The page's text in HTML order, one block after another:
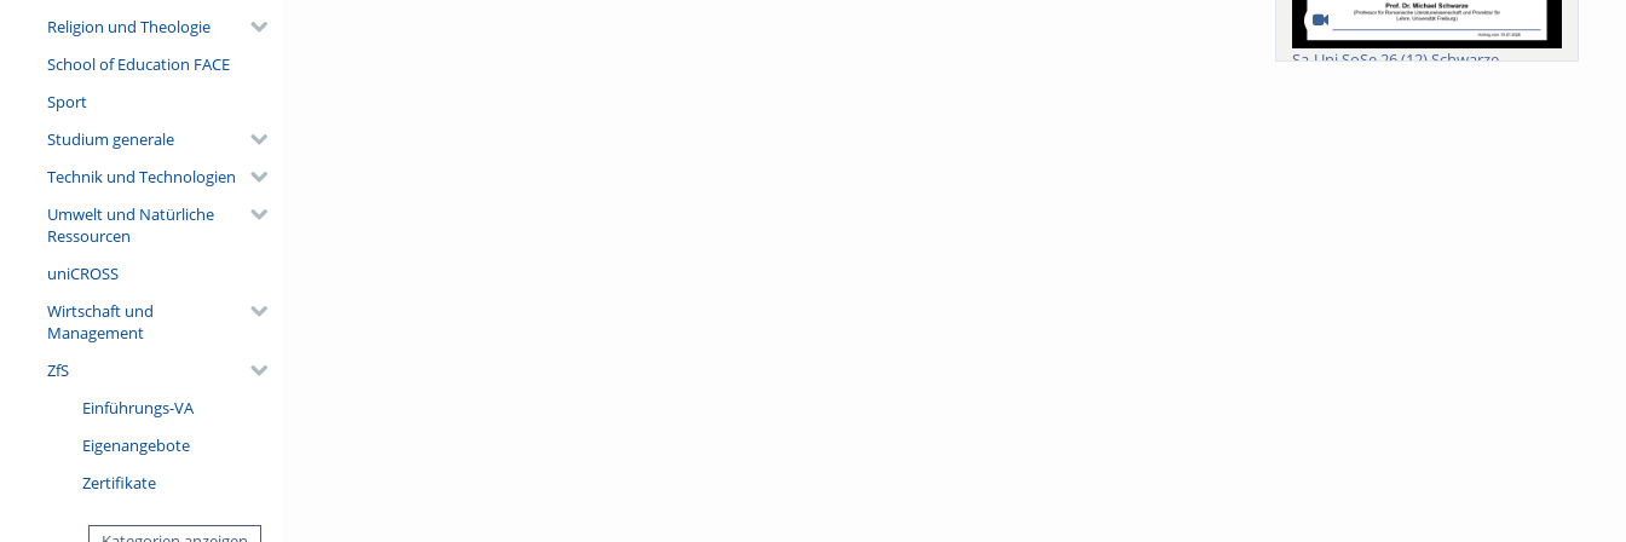
Religion und Theologie
School of Education FACE
Sport
Studium generale
Technik und Technologien
Umwelt und Natürliche
Ressourcen
uniCROSS
Wirtschaft und
Management
ZfS
Einführungs-VA
Eigenangebote
Zertifikate
Sa-Uni SoSe 26 (12) Schwarze